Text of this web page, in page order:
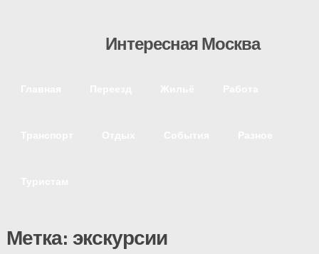
Интересная Москва
Метка: экскурсии